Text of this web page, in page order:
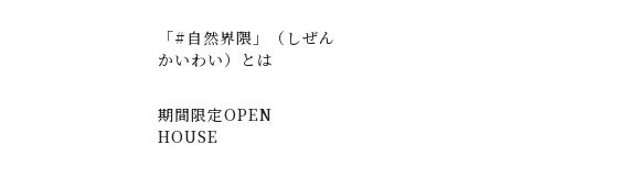
「#自然界隈」（しぜん
かいわい）とは
期間限定OPEN
HOUSE